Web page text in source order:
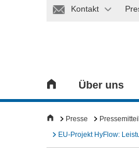
Kontakt
Über uns
Presse
EU-Projekt HyFlow: